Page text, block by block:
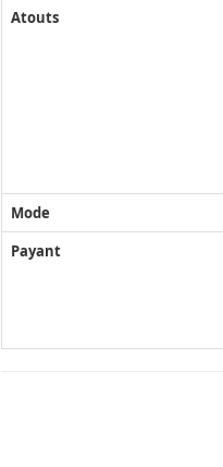
Atouts
Mode
Payant